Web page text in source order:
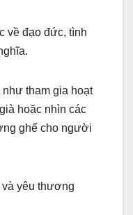
về đạo đức, tình
tham gia hoạt
hoặc nhìn các
ghế cho người
và yêu thương